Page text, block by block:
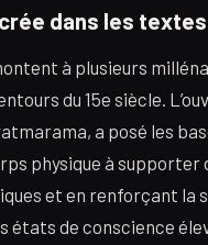
dans les textes
à plusieurs
du 15e siècle.
a posé les
physique à supporter
et en renforçant
états de conscience